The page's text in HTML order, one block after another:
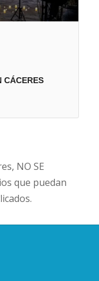
CÁCERES
NO SE
que puedan